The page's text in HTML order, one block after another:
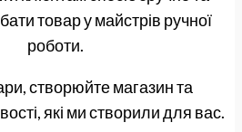
товар у майстрів ручної
роботи.
створюйте магазин та
які ми створили для вас.